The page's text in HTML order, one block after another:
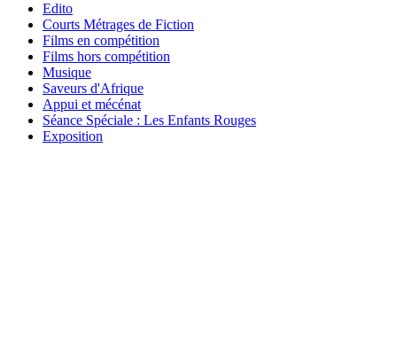
Edito
Courts Métrages de Fiction
Films en compétition
Films hors compétition
Musique
Saveurs d'Afrique
Appui et mécénat
Séance Spéciale : Les Enfants Rouges
Exposition